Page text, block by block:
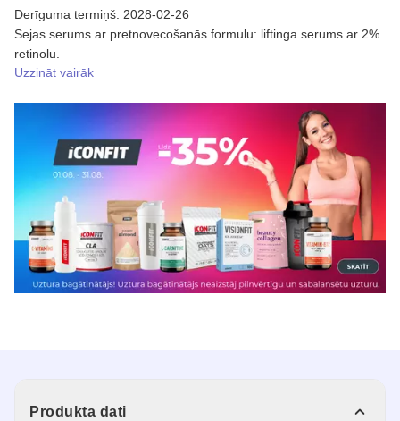
Derīguma termiņš: 2028-02-26
Sejas serums ar pretnovecošanās formulu: liftinga serums ar 2%
retinolu.
Uzzināt vairāk
Produkta dati